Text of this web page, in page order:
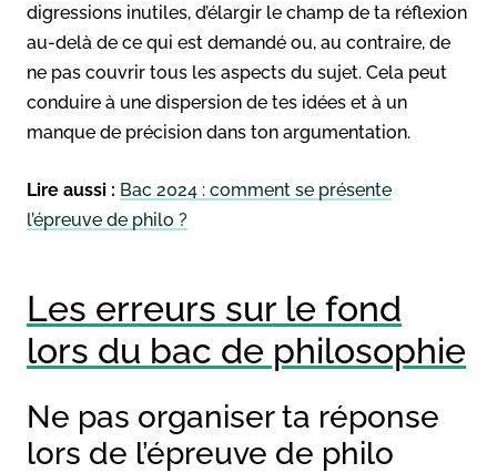
digressions inutiles, d’élargir le champ de ta réflexion
au-delà de ce qui est demandé ou, au contraire, de
ne pas couvrir tous les aspects du sujet. Cela peut
conduire à une dispersion de tes idées et à un
manque de précision dans ton argumentation.
Lire aussi : Bac 2024 : comment se présente
l’épreuve de philo ?
Les erreurs sur le fond
lors du bac de philosophie
Ne pas organiser ta réponse
lors de l’épreuve de philo